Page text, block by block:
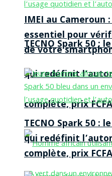
TECNO Spark 50 :
qui redéfinit
complète, prix
IMEI au Cameroun
essentiel pour
de votre
TECNO Spark 50 :
qui redéfinit
complète, prix